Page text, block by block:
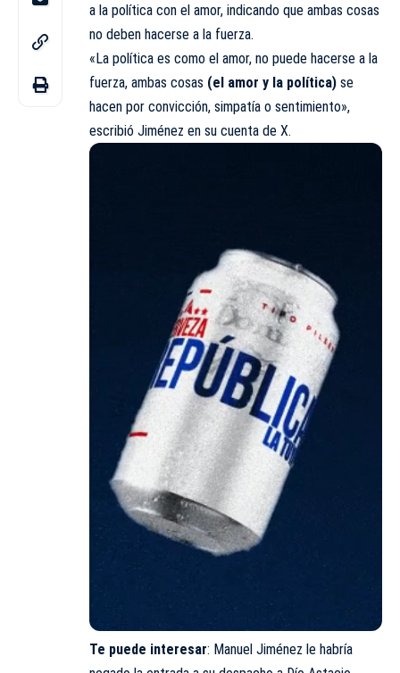
a la política con el amor, indicando que ambas cosas
no deben hacerse a la fuerza.
«La política es como el amor, no puede hacerse a la
fuerza, ambas cosas (el amor y la política) se
hacen por convicción, simpatía o sentimiento»,
escribió Jiménez en su cuenta de X.
Te puede interesar: Manuel Jiménez le habría